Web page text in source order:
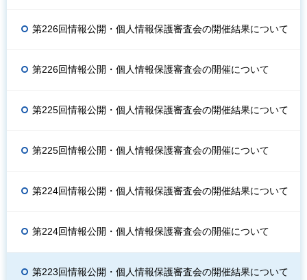
第226回情報公開・個人情報保護審査会の開催結果について
第226回情報公開・個人情報保護審査会の開催について
第225回情報公開・個人情報保護審査会の開催結果について
第225回情報公開・個人情報保護審査会の開催について
第224回情報公開・個人情報保護審査会の開催結果について
第224回情報公開・個人情報保護審査会の開催について
第223回情報公開・個人情報保護審査会の開催結果について